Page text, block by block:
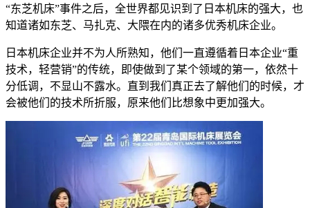
“东芝机床”事件之后，全世界都见识到了日本机床的强大，也
知道诸如东芝、马扎克、大隈在内的诸多优秀机床企业。
日本机床企业并不为人所熟知，他们一直遵循着日本企业“重
技术，轻营销”的传统，即使做到了某个领域的第一，依然十
分低调，不显山不露水。直到我们真正去了解他们的时候，才
会被他们的技术所折服，原来他们比想象中更加强大。